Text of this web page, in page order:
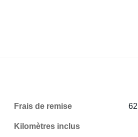
Frais de remise
Kilomètres inclus